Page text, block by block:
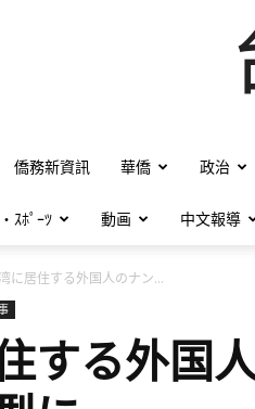
僑務新資訊 華僑 政治
ｽﾎﾟｰﾂ 動画 中文報導
に居住する外国人のナン...
する外国